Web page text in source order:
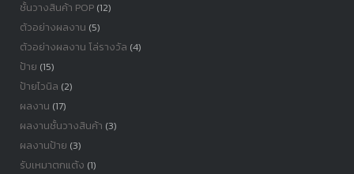
ชั้นวางสินค้า POP(12)
ตัวอย่างผลงาน (5)
ตัวอย่างผลงาน โล่รางวัล (4)
ป้าย (15)
ป้ายไวนิล (2)
ผลงาน (17)
ผลงานชั้นวางสินค้า (3)
ผลงานป้าย (3)
รับเหมาตกแต้ง (1)